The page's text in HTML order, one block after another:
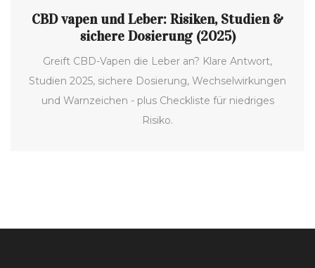
CBD vapen und Leber: Risiken, Studien &
sichere Dosierung (2025)
Greift CBD-Vapen die Leber an? Klare Antwort,
Studien 2025, sichere Dosierung, Wechselwirkungen
und Warnzeichen - plus Checkliste für niedriges
Risiko.